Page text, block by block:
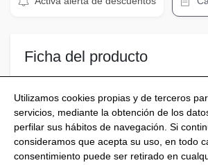
Ficha del producto
Utilizamos cookies propias y de terceros
servicios, mediante la obtención de los
perfilar sus hábitos de navegación. Si
consideramos que acepta su uso, en todo
consentimiento puede ser retirado en